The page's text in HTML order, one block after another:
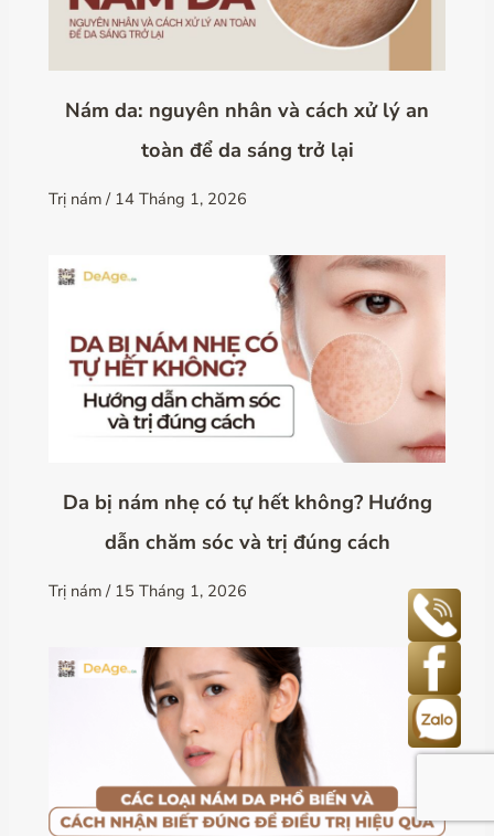
Nám da: nguyên nhân và cách xử lý an
toàn để da sáng trở lại
Trị nám / 14 Tháng 1, 2026
Da bị nám nhẹ có tự hết không? Hướng
dẫn chăm sóc và trị đúng cách
Trị nám / 15 Tháng 1, 2026